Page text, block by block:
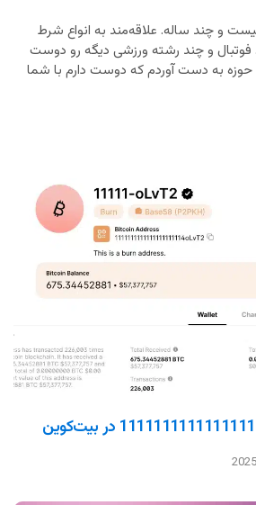
و چند ساله. علاقه‌مند به انواع شرط
و چند رشته ورزشی دیگه رو دوست
حوزه به دست آوردم که دوست دارم با شما